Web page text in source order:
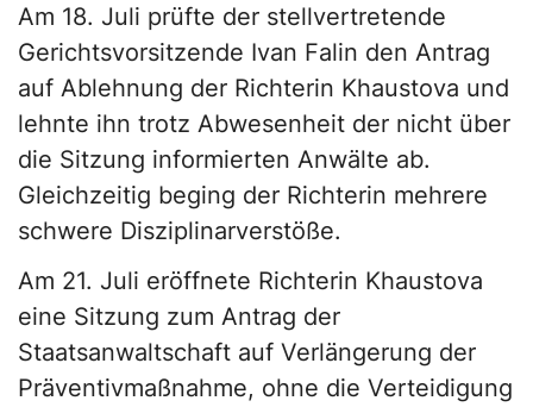
Am 18. Juli prüfte der stellvertretende
Gerichtsvorsitzende Ivan Falin den Antrag
auf Ablehnung der Richterin Khaustova und
lehnte ihn trotz Abwesenheit der nicht über
die Sitzung informierten Anwälte ab.
Gleichzeitig beging der Richterin mehrere
schwere Disziplinarverstöße.
Am 21. Juli eröffnete Richterin Khaustova
eine Sitzung zum Antrag der
Staatsanwaltschaft auf Verlängerung der
Präventivmaßnahme, ohne die Verteidigung